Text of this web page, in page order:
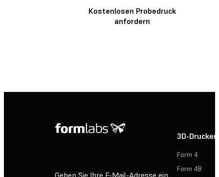
Kostenlosen Probedruck
anfordern
Geben Sie Ihre E-Mail-Adresse ein,
3D-Drucker
Form 4
Form 4B